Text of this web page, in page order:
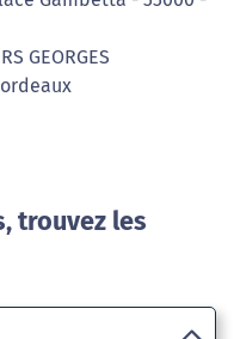
GEORGES
trouvez les